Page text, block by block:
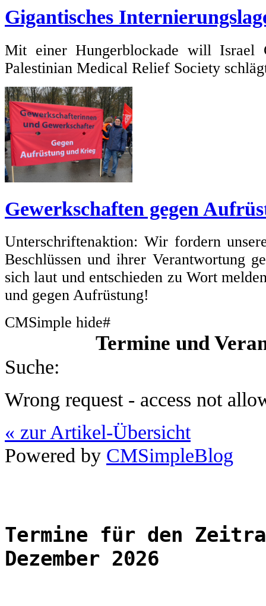
Gigantisches
Mit einer Hungerblockade will Israel
Palestinian Medical Relief Society
Gewerkschaften gegen
Unterschriftenaktion: Wir fordern
Beschlüssen und ihrer Verantwortung
sich laut und entschieden zu Wort
und gegen Aufrüstung!
CMSimple hide#
Termine und
Suche:
Wrong request - access not
« zur Artikel-Übersicht
Powered by CMSimpleBlog
Termine für den
Dezember 2026